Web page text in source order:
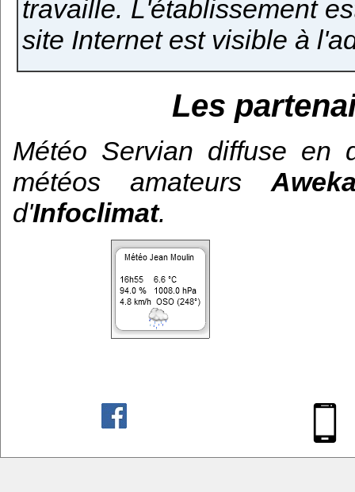
travaille. L'établissement
site Internet est visible à
Les
Météo Servian diffuse en
météos amateurs
d'Infoclimat.